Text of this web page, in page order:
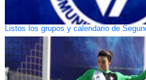
Listos los grupos y calendario de